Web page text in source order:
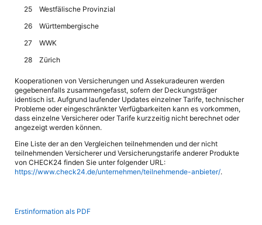
25
Westfälische Provinzial
26
Württembergische
27
WWK
28
Zürich
Kooperationen von Versicherungen und Assekuradeuren werden
gegebenenfalls zusammengefasst, sofern der Deckungsträger
identisch ist. Aufgrund laufender Updates einzelner Tarife, technischer
Probleme oder eingeschränkter Verfügbarkeiten kann es vorkommen,
dass einzelne Versicherer oder Tarife kurzzeitig nicht berechnet oder
angezeigt werden können.
Eine Liste der an den Vergleichen teilnehmenden und der nicht
teilnehmenden Versicherer und Versicherungstarife anderer Produkte
von CHECK24 finden Sie unter folgender URL:
https://www.check24.de/unternehmen/teilnehmende-anbieter/.
Erstinformation als PDF